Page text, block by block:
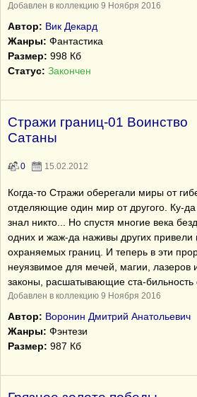
Добавлен в коллекцию 9 Ноября 2016
Автор: Вик Декард
Жанры: Фантастика
Размер: 998 Кб
Статус: Закончен
Стражи границ-01 Воинство
Сатаны
0 15.02.2012
Когда-то Стражи оберегали миры от
отделяющие один мир от другого. Ку-
знал никто... Но спустя многие века
одних и жаж-да наживы других
охраняемых границ. И теперь в эти
неуязвимое для мечей, магии, лазеров
законы, расшатывающие ста-бильность
Добавлен в коллекцию 9 Ноября 2016
Автор: Воронин Дмитрий Анатольевич
Жанры: Фэнтези
Размер: 987 Кб